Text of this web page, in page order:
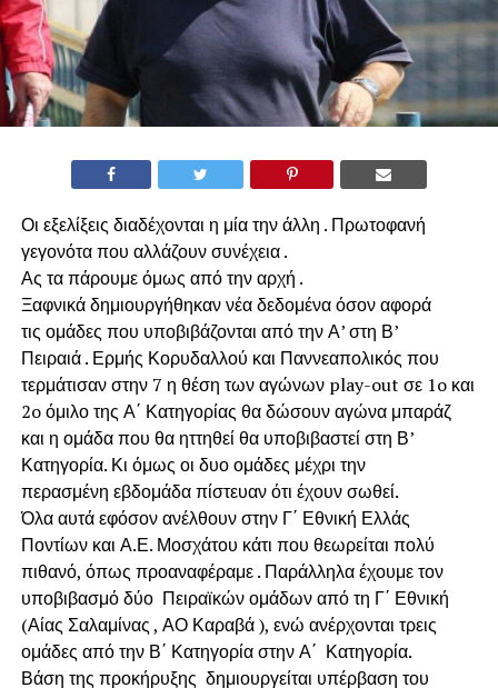
Οι εξελίξεις διαδέχονται η μία την άλλη . Πρωτοφανή
γεγονότα που αλλάζουν συνέχεια .
Ας τα πάρουμε όμως από την αρχή .
Ξαφνικά δημιουργήθηκαν νέα δεδομένα όσον αφορά
τις ομάδες που υποβιβάζονται από την Α’ στη Β’
Πειραιά . Ερμής Κορυδαλλού και Παννεαπολικός που
τερμάτισαν στην 7 η θέση των αγώνων play-out σε 1o και
2o όμιλο της Α΄ Κατηγορίας θα δώσουν αγώνα μπαράζ
και η ομάδα που θα ηττηθεί θα υποβιβαστεί στη Β’
Κατηγορία. Κι όμως οι δυο ομάδες μέχρι την
περασμένη εβδομάδα πίστευαν ότι έχουν σωθεί.
Όλα αυτά εφόσον ανέλθουν στην Γ΄ Εθνική Ελλάς
Ποντίων και Α.Ε. Μοσχάτου κάτι που θεωρείται πολύ
πιθανό, όπως προαναφέραμε . Παράλληλα έχουμε τον
υποβιβασμό δύο Πειραϊκών ομάδων από τη Γ΄ Εθνική
(Αίας Σαλαμίνας , ΑΟ Καραβά ), ενώ ανέρχονται τρεις
ομάδες από την Β΄ Κατηγορία στην Α΄ Κατηγορία.
Βάση της προκήρυξης δημιουργείται υπέρβαση του